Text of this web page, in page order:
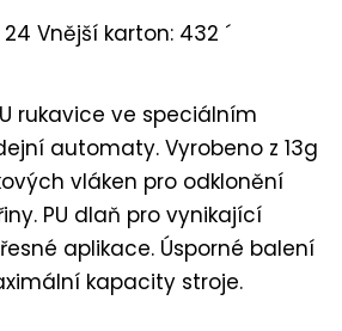
Vnější karton: 432 ´
rukavice ve speciálním
automaty. Vyrobeno z 13g
vláken pro odklonění
PU dlaň pro vynikající
aplikace. Úsporné balení
kapacity stroje.